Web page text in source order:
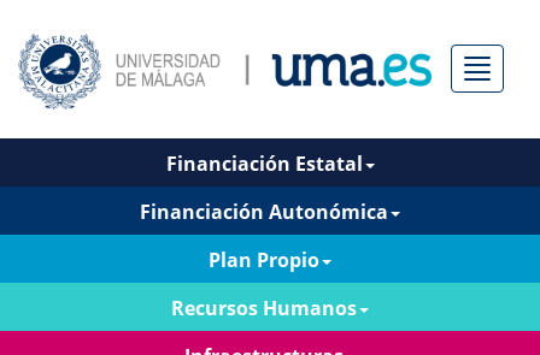
Menú
Financiación Estatal
Financiación Autonómica
Plan Propio
Recursos Humanos